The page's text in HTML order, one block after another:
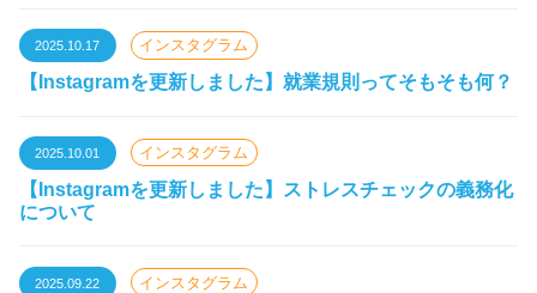
2025.10.17 インスタグラム
【Instagramを更新しました】就業規則ってそもそも何？
2025.10.01 インスタグラム
【Instagramを更新しました】ストレスチェックの義務化
について
2025.09.22 インスタグラム